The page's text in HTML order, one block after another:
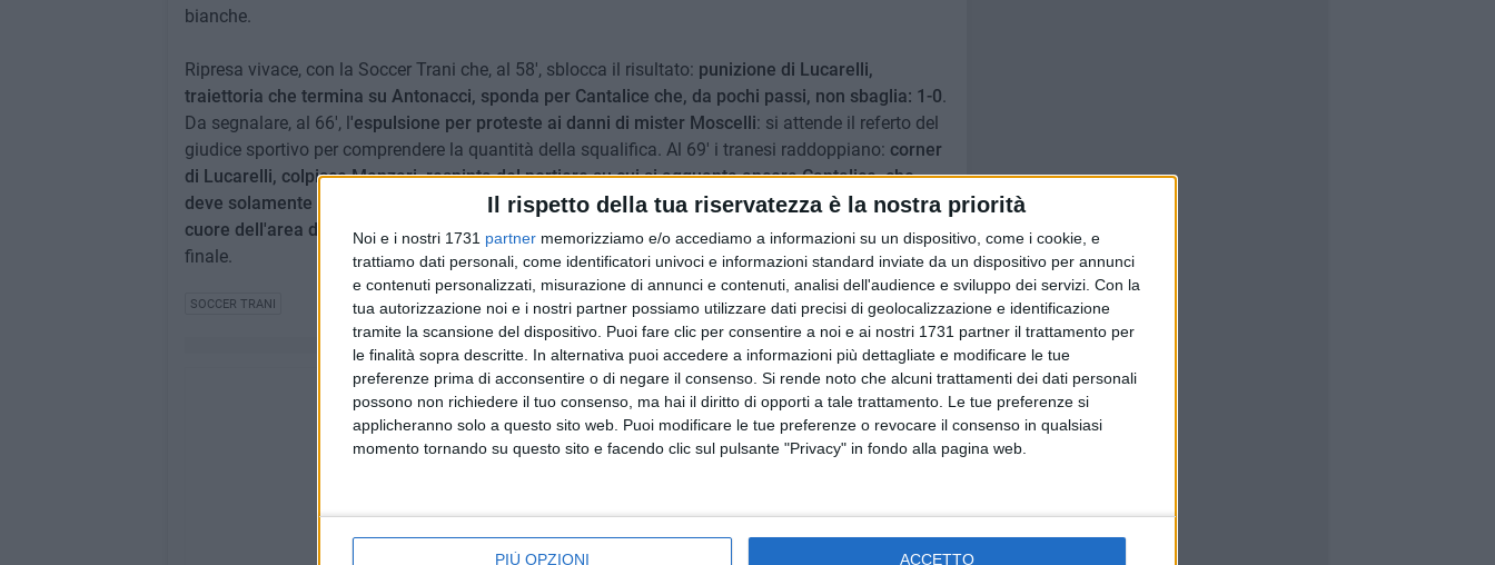
Il rispetto della tua riservatezza è la nostra priorità
Noi e i nostri 1731 partner memorizziamo e/o accediamo a informazioni su un dispositivo, come i cookie, e
trattiamo dati personali, come identificatori univoci e informazioni standard inviate da un dispositivo per annunci
e contenuti personalizzati, misurazione di annunci e contenuti, analisi dell'audience e sviluppo dei servizi. Con la
tua autorizzazione noi e i nostri partner possiamo utilizzare dati precisi di geolocalizzazione e identificazione
tramite la scansione del dispositivo. Puoi fare clic per consentire a noi e ai nostri 1731 partner il trattamento per
le finalità sopra descritte. In alternativa puoi accedere a informazioni più dettagliate e modificare le tue
preferenze prima di acconsentire o di negare il consenso. Si rende noto che alcuni trattamenti dei dati personali
possono non richiedere il tuo consenso, ma hai il diritto di opporti a tale trattamento. Le tue preferenze si
applicheranno solo a questo sito web. Puoi modificare le tue preferenze o revocare il consenso in qualsiasi
momento tornando su questo sito e facendo clic sul pulsante "Privacy" in fondo alla pagina web.
PIÙ OPZIONI ACCETTO
bianche.
Ripresa vivace, con la Soccer Trani che, al 58', sblocca il risultato: punizione di Lucarelli,
traiettoria che termina su Antonacci, sponda per Cantalice che, da pochi passi, non sbaglia: 1-0.
Da segnalare, al 66', l'espulsione per proteste ai danni di mister Moscelli: si attende il referto del
giudice sportivo per comprendere la quantità della squalifica. Al 69' i tranesi raddoppiano: corner
di Lucarelli, colpisce Manzari, respinta del portiere su cui si agguanta ancora Cantalice, che
deve solamente spingere in porta: 2-0. All'87' Manzari sigla la rete del definitivo 3-0: sinistro dal
cuore dell'area di rigore che batte Cassanelli: è 3-0
al 'Poli'. La Soccer Trani avanza agli ottavi di
finale.
SOCCER TRANI